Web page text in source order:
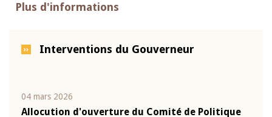
Plus d'informations
Interventions du Gouverneur
04 mars 2026
Allocution d'ouverture du Comité de Politique